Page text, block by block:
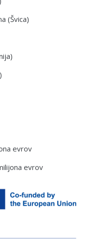
(Švica)
evrov
evrov